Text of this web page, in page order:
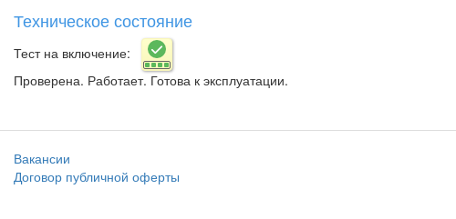
Техническое состояние
Тест на включение:
Проверена. Работает. Готова к эксплуатации.
Вакансии
Договор публичной оферты